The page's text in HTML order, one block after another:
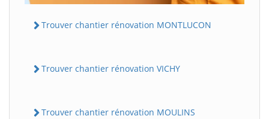
Trouver chantier rénovation MONTLUCON
Trouver chantier rénovation VICHY
Trouver chantier rénovation MOULINS